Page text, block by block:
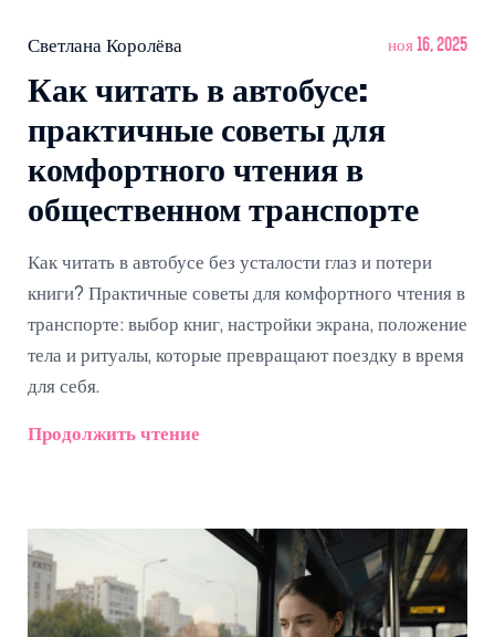
Светлана Королёва ноя 16, 2025
Как читать в автобусе:
практичные советы для
комфортного чтения в
общественном транспорте
Как читать в автобусе без усталости глаз и потери
книги? Практичные советы для комфортного чтения в
транспорте: выбор книг, настройки экрана, положение
тела и ритуалы, которые превращают поездку в время
для себя.
Продолжить чтение